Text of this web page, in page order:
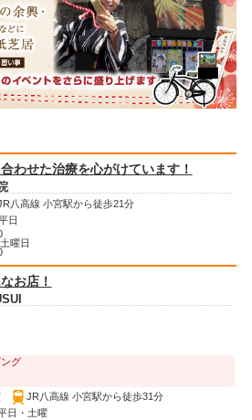
わせた治療を心がけています！
八高線 小宮駅から徒歩21分
日
曜日
お店！
グ
JR八高線 小宮駅から徒歩31分
日・土曜